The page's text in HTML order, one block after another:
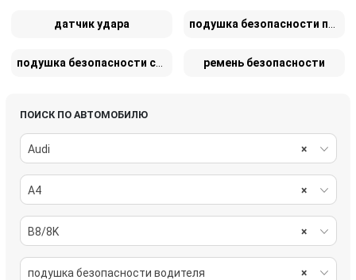
датчик удара
ремень безопасности
ПОИСК ПО АВТОМОБИЛЮ
×
Audi
×
A4
×
B8/8K
×
подушка безопасности водителя